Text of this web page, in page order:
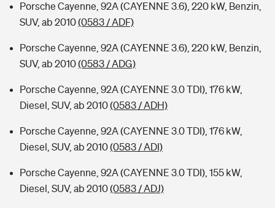
Porsche Cayenne, 92A (CAYENNE 3.6), 220 kW, Benzin,
SUV, ab 2010(0583 / ADF)
Porsche Cayenne, 92A (CAYENNE 3.6), 220 kW, Benzin,
SUV, ab 2010(0583 / ADG)
Porsche Cayenne, 92A (CAYENNE 3.0 TDI), 176 kW,
Diesel, SUV, ab 2010(0583 / ADH)
Porsche Cayenne, 92A (CAYENNE 3.0 TDI), 176 kW,
Diesel, SUV, ab 2010(0583 / ADI)
Porsche Cayenne, 92A (CAYENNE 3.0 TDI), 155 kW,
Diesel, SUV, ab 2010(0583 / ADJ)